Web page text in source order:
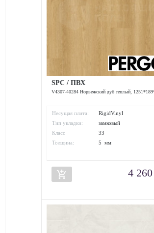
SPC / ПВХ
V4307-40284 Норвежский дуб теплый,
Несущая плита:
RigidVinyl
Тип укладки:
замковый
Класс
износостойкости:
33
Толщина:
5 мм
add_shopping_cart 4 260